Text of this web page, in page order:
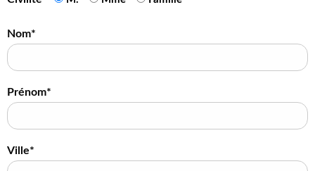
Nom*
Prénom*
Ville*